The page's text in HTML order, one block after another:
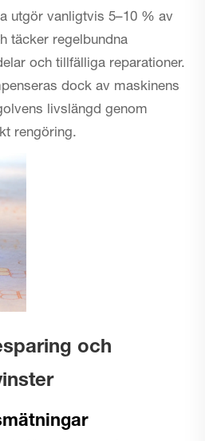
utgör vanligtvis 5–10 % av
täcker regelbundna
och tillfälliga reparationer.
dock av maskinens
livslängd genom
rengöring.
och